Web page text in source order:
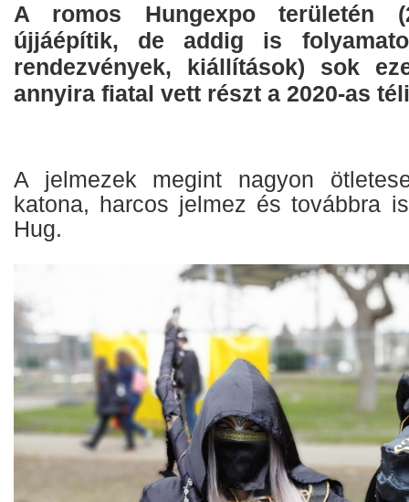
A romos Hungexpo területén
újjáépítik, de addig is
rendezvények, kiállítások) sok
annyira fiatal vett részt a 2020-as
A jelmezek megint nagyon
katona, harcos jelmez és továbbra
Hug.